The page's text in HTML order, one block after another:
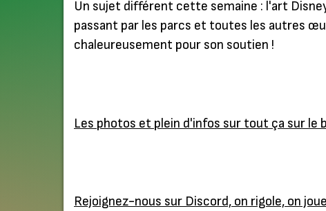
Un sujet différent cette semaine : l'art
passant par les parcs et toutes les autres
chaleureusement pour son soutien !
Les photos et plein d'infos sur tout ça sur le
Rejoignez-nous sur Discord, on rigole, on